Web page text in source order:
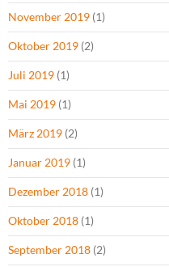
November 2019 (1)
Oktober 2019 (2)
Juli 2019 (1)
Mai 2019 (1)
März 2019 (2)
Januar 2019 (1)
Dezember 2018 (1)
Oktober 2018 (1)
September 2018 (2)